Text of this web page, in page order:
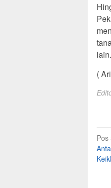
lain.
(
Pos